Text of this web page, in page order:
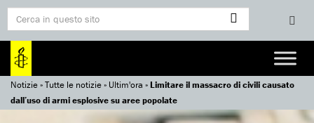
Notizie»Tutte le notizie» Ultim'ora »Limitare il massacro di civili causato
dall’uso di armi esplosive su aree popolate